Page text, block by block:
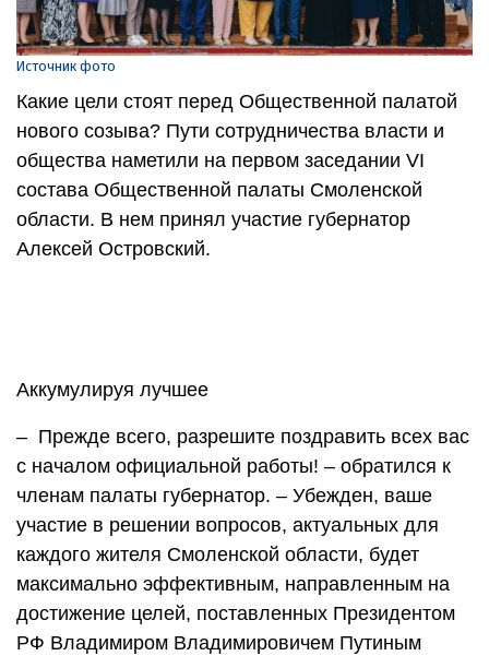
Источник фото
Какие цели стоят перед Общественной палатой
нового созыва? Пути сотрудничества власти и
общества наметили на первом заседании VI
состава Общественной палаты Смоленской
области. В нем принял участие губернатор
Алексей Островский.
Аккумулируя лучшее
– Прежде всего, разрешите поздравить всех вас
с началом официальной работы! – обратился к
членам палаты губернатор. – Убежден, ваше
участие в решении вопросов, актуальных для
каждого жителя Смоленской области, будет
максимально эффективным, направленным на
достижение целей, поставленных Президентом
РФ Владимиром Владимировичем Путиным